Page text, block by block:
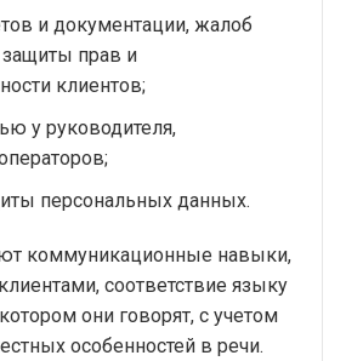
и документации, жалоб
защиты прав и
клиентов;
у руководителя,
персональных данных.
коммуникационные навыки,
соответствие языку
они говорят, с учетом
особенностей в речи.